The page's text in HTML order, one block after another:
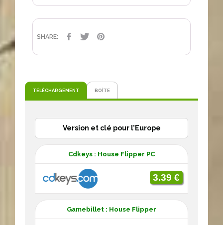
SHARE: PARTAGER
TWEET
TÉLÉCHARGEMENT BOÎTE
Version et clé pour l’Europe
Cdkeys : House Flipper PC
3.39 €
Gamebillet : House Flipper